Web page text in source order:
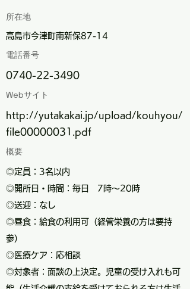
所在地
高島市今津町南新保87-14
電話番号
0740-22-3490
Webサイト
http://yutakakai.jp/upload/kouhyou/
file00000031.pdf
概要
◎定員：3名以内
◎開所日・時間：毎日 7時～20時
◎送迎：なし
◎昼食：給食の利用可（経管栄養の方は要持
参）
◎医療ケア：応相談
◎対象者：面談の上決定。児童の受け入れも可